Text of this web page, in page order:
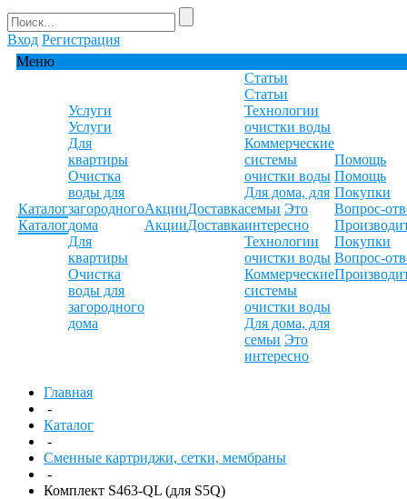
Вход Регистрация
Меню
Каталог
Каталог
Услуги
Услуги
Для
квартиры
Очистка
воды для
загородного
дома
Для
квартиры
Очистка
воды для
загородного
дома
Акции
Акции
Доставка
Доставка
Статьи
Статьи
Технологии
очистки воды
Коммерческие
системы
очистки воды
Для дома, для
семьи Это
интересно
Технологии
очистки воды
Коммерческие
системы
очистки воды
Для дома, для
семьи Это
интересно
Помощь
Помощь
Покупки
Вопрос-
Покупки
Вопрос-
Главная
-
Каталог
-
Сменные картриджи, сетки, мембраны
-
Комплект S463-QL (для S5Q)